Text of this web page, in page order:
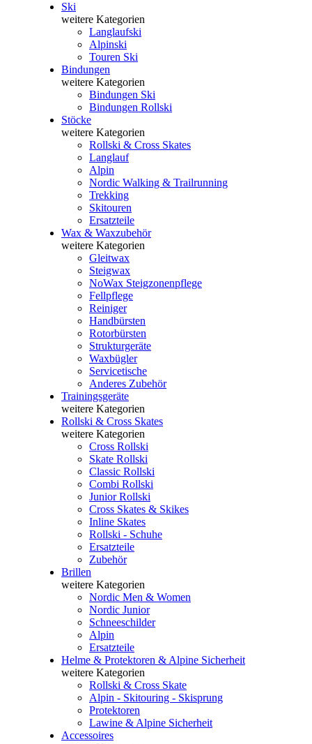
Ski
weitere Kategorien
Langlaufski
Alpinski
Touren Ski
Bindungen
weitere Kategorien
Bindungen Ski
Bindungen Rollski
Stöcke
weitere Kategorien
Rollski & Cross Skates
Langlauf
Alpin
Nordic Walking & Trailrunning
Trekking
Skitouren
Ersatzteile
Wax & Waxzubehör
weitere Kategorien
Gleitwax
Steigwax
NoWax Steigzonenpflege
Fellpflege
Reiniger
Handbürsten
Rotorbürsten
Strukturgeräte
Waxbügler
Servicetische
Anderes Zubehör
Trainingsgeräte
weitere Kategorien
Rollski & Cross Skates
weitere Kategorien
Cross Rollski
Skate Rollski
Classic Rollski
Combi Rollski
Junior Rollski
Cross Skates & Skikes
Inline Skates
Rollski - Schuhe
Ersatzteile
Zubehör
Brillen
weitere Kategorien
Nordic Men & Women
Nordic Junior
Schneeschilder
Alpin
Ersatzteile
Helme & Protektoren & Alpine Sicherheit
weitere Kategorien
Rollski & Cross Skate
Alpin - Skitouring - Skisprung
Protektoren
Lawine & Alpine Sicherheit
Accessoires